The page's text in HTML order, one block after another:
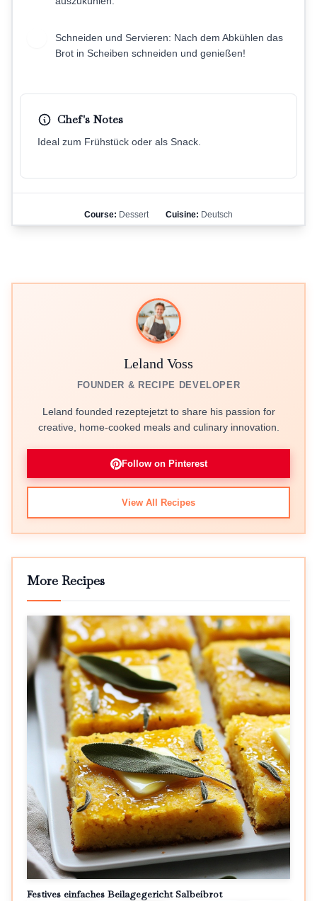
Schneiden und Servieren: Nach dem Abkühlen das
Brot in Scheiben schneiden und genießen!
Chef's Notes
Ideal zum Frühstück oder als Snack.
Course: Dessert Cuisine: Deutsch
Leland Voss
FOUNDER & RECIPE DEVELOPER
Leland founded rezeptejetzt to share his passion for
creative, home-cooked meals and culinary innovation.
Follow on Pinterest
View All Recipes
More Recipes
Festives einfaches Beilagegericht Salbeibrot